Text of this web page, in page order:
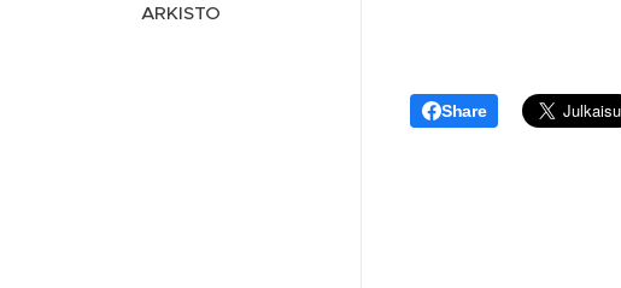
ARKISTO
Share